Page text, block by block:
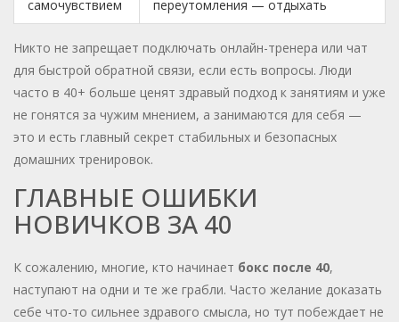
самочувствием
переутомления — отдыхать
Никто не запрещает подключать онлайн-тренера или чат
для быстрой обратной связи, если есть вопросы. Люди
часто в 40+ больше ценят здравый подход к занятиям и уже
не гонятся за чужим мнением, а занимаются для себя —
это и есть главный секрет стабильных и безопасных
домашних тренировок.
ГЛАВНЫЕ ОШИБКИ
НОВИЧКОВ ЗА 40
К сожалению, многие, кто начинает бокс после 40,
наступают на одни и те же грабли. Часто желание доказать
себе что-то сильнее здравого смысла, но тут побеждает не